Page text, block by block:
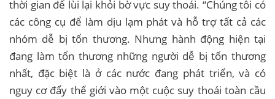
thời gian để lùi lại khỏi bờ vực suy thoái. “Chúng tôi có
các công cụ để làm dịu lạm phát và hỗ trợ tất cả các
nhóm dễ bị tổn thương. Nhưng hành động hiện tại
đang làm tổn thương những người dễ bị tổn thương
nhất, đặc biệt là ở các nước đang phát triển, và có
nguy cơ đẩy thế giới vào một cuộc suy thoái toàn cầu